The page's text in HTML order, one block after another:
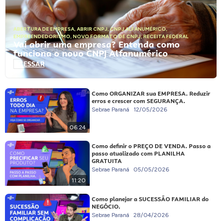
ABERTURA DE EMPRESA, ABRIR CNPJ,CNPJ ALFANUMÉRICO,
EMPREENDEDORISMO, NOVO FORMATO DE CNPJ,RECEITA FEDERAL
Vai abrir uma empresa? Entenda como
funciona o novo CNPJ Alfanumérico
ACESSAR
06:24
Como ORGANIZAR sua EMPRESA. Reduzir
erros e crescer com SEGURANÇA.
Sebrae Paraná 12/05/2026
11:20
Como definir o PREÇO DE VENDA. Passo a
passo atualizado com PLANILHA
GRATUITA
Sebrae Paraná 05/05/2026
Como planejar a SUCESSÃO FAMILIAR do
NEGÓCIO.
Sebrae Paraná 28/04/2026